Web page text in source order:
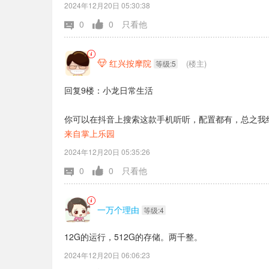
2024年12月20日 05:30:38
0 0 只看他
 红兴按摩院 等级:5 (楼主)
回复9楼：小龙日常生活
你可以在抖音上搜索这款手机听听，配置都有，总之我
来自掌上乐园
2024年12月20日 05:35:26
0 0 只看他
一万个理由 等级:4
12G的运行，512G的存储。两千整。
2024年12月20日 06:06:23